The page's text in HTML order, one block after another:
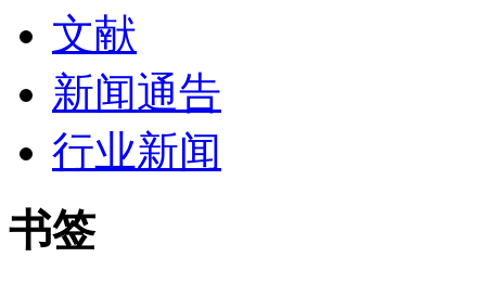
文献
新闻通告
行业新闻
书签